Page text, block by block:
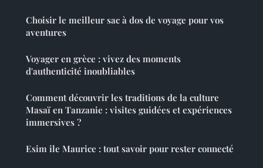
Choisir le meilleur sac à dos de voyage pour vos
aventures
Voyager en grèce : vivez des moments
d'authenticité inoubliables
Comment découvrir les traditions de la culture
Masaï en Tanzanie : visites guidées et expériences
immersives ?
Esim ile Maurice : tout savoir pour rester connecté